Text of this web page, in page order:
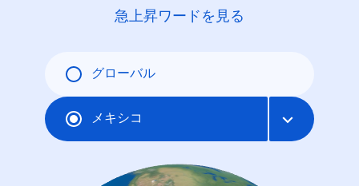
急上昇ワードを見る
グローバル
メキシコ